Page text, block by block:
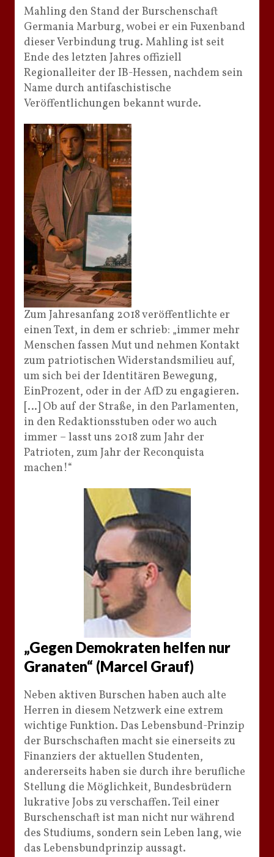
Mahling den Stand der Burschenschaft
Germania Marburg, wobei er ein Fuxenband
dieser Verbindung trug. Mahling ist seit
Ende des letzten Jahres offiziell
Regionalleiter der IB-Hessen, nachdem sein
Name durch antifaschistische
Veröffentlichungen bekannt wurde.
Zum Jahresanfang 2018 veröffentlichte er
einen Text, in dem er schrieb: „immer mehr
Menschen fassen Mut und nehmen Kontakt
zum patriotischen Widerstandsmilieu auf,
um sich bei der Identitären Bewegung,
EinProzent, oder in der AfD zu engagieren.
[…] Ob auf der Straße, in den Parlamenten,
in den Redaktionsstuben oder wo auch
immer – lasst uns 2018 zum Jahr der
Patrioten, zum Jahr der Reconquista
machen!“
„Gegen Demokraten helfen nur
Granaten“ (Marcel Grauf)
Neben aktiven Burschen haben auch alte
Herren in diesem Netzwerk eine extrem
wichtige Funktion. Das Lebensbund-Prinzip
der Burschschaften macht sie einerseits zu
Finanziers der aktuellen Studenten,
andererseits haben sie durch ihre berufliche
Stellung die Möglichkeit, Bundesbrüdern
lukrative Jobs zu verschaffen. Teil einer
Burschenschaft ist man nicht nur während
des Studiums, sondern sein Leben lang, wie
das Lebensbundprinzip aussagt.